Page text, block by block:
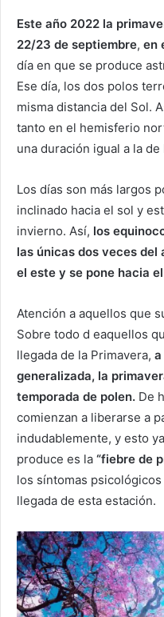
Este año 2022 la
22/23 de septiembre, en
día en que se produce
Ese día, los dos polos
misma distancia del Sol.
tanto en el hemisferio
una duración igual a la de
Los días son más largos
inclinado hacia el sol y
invierno. Así, los
las únicas dos veces del
el este y se pone hacia
Atención a aquellos que
Sobre todo d eaquellos
llegada de la Primavera,
generalizada, la
temporada de polen. De
comienzan a liberarse a
indudablemente, y esto
produce es la “fiebre de
los síntomas
llegada de esta estación.